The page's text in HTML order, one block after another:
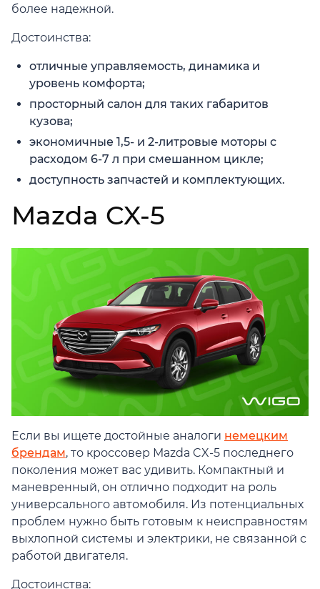
более надежной.
Достоинства:
отличные управляемость, динамика и
уровень комфорта;
просторный салон для таких габаритов
кузова;
экономичные 1,5- и 2-литровые моторы с
расходом 6-7 л при смешанном цикле;
доступность запчастей и комплектующих.
Mazda CX-5
Если вы ищете достойные аналоги немецким
брендам, то кроссовер Mazda CX-5 последнего
поколения может вас удивить. Компактный и
маневренный, он отлично подходит на роль
универсального автомобиля. Из потенциальных
проблем нужно быть готовым к неисправностям
выхлопной системы и электрики, не связанной с
работой двигателя.
Достоинства: